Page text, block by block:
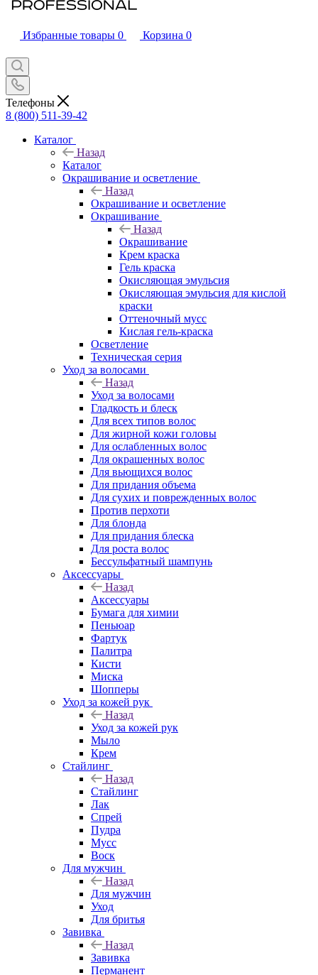
Избранные товары 0 Корзина 0
Телефоны
8 (800) 511-39-42
Каталог
Назад
Каталог
Окрашивание и осветление
Назад
Окрашивание и осветление
Окрашивание
Назад
Окрашивание
Крем краска
Гель краска
Окисляющая эмульсия
Окисляющая эмульсия для кислой
краски
Оттеночный мусс
Кислая гель-краска
Осветление
Техническая серия
Уход за волосами
Назад
Уход за волосами
Гладкость и блеск
Для всех типов волос
Для жирной кожи головы
Для ослабленных волос
Для окрашенных волос
Для вьющихся волос
Для придания объема
Для сухих и поврежденных волос
Против перхоти
Для блонда
Для придания блеска
Для роста волос
Бессульфатный шампунь
Аксессуары
Назад
Аксессуары
Бумага для химии
Пеньюар
Фартук
Палитра
Кисти
Миска
Шопперы
Уход за кожей рук
Назад
Уход за кожей рук
Мыло
Крем
Стайлинг
Назад
Стайлинг
Лак
Спрей
Пудра
Мусс
Воск
Для мужчин
Назад
Для мужчин
Уход
Для бритья
Завивка
Назад
Завивка
Перманент